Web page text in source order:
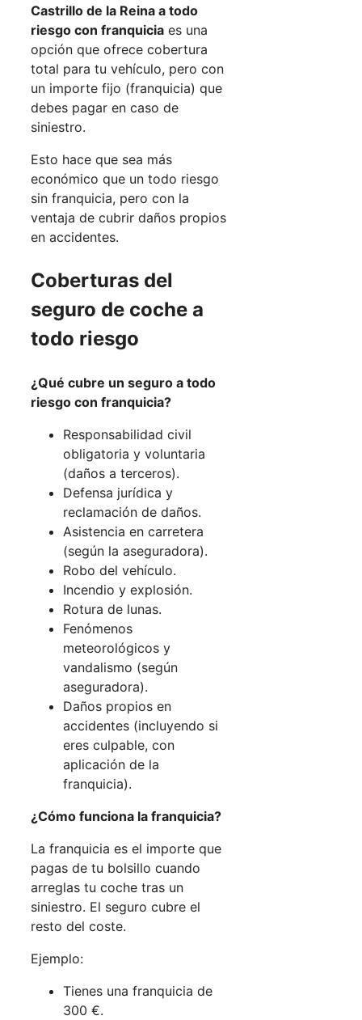
Castrillo de la Reina a todo
riesgo con franquicia es una
opción que ofrece cobertura
total para tu vehículo, pero con
un importe fijo (franquicia) que
debes pagar en caso de
siniestro.
Esto hace que sea más
económico que un todo riesgo
sin franquicia, pero con la
ventaja de cubrir daños propios
en accidentes.
Coberturas del
seguro de coche a
todo riesgo
¿Qué cubre un seguro a todo
riesgo con franquicia?
Responsabilidad civil
obligatoria y voluntaria
(daños a terceros).
Defensa jurídica y
reclamación de daños.
Asistencia en carretera
(según la aseguradora).
Robo del vehículo.
Incendio y explosión.
Rotura de lunas.
Fenómenos
meteorológicos y
vandalismo (según
aseguradora).
Daños propios en
accidentes (incluyendo si
eres culpable, con
aplicación de la
franquicia).
¿Cómo funciona la franquicia?
La franquicia es el importe que
pagas de tu bolsillo cuando
arreglas tu coche tras un
siniestro. El seguro cubre el
resto del coste.
Ejemplo:
Tienes una franquicia de
300 €.